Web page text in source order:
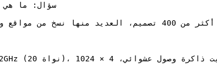
لدينا أكثر من 400 تصميم، العديد منها